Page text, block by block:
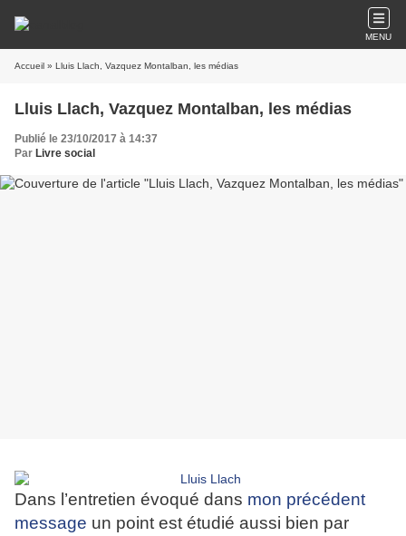
MENU
Accueil » Lluis Llach, Vazquez Montalban, les médias
Lluis Llach, Vazquez Montalban, les médias
Publié le 23/10/2017 à 14:37
Par Livre social
Dans l’entretien évoqué dans mon précédent
message un point est étudié aussi bien par